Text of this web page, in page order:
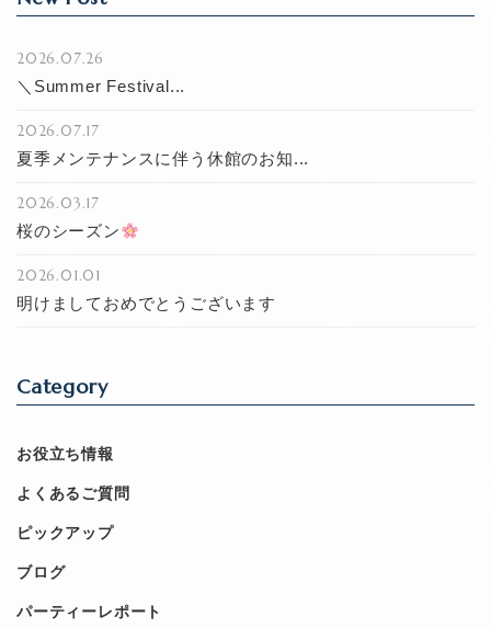
2026.07.26
＼Summer Festival...
2026.07.17
夏季メンテナンスに伴う休館のお知...
2026.03.17
桜のシーズン
2026.01.01
明けましておめでとうございます
Category
お役立ち情報
よくあるご質問
ピックアップ
ブログ
パーティーレポート